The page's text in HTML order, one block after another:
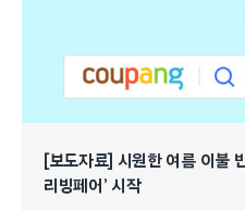
[보도자료] 시원한 여름 이불 반값에 준비하자…쿠
리빙페어’ 시작